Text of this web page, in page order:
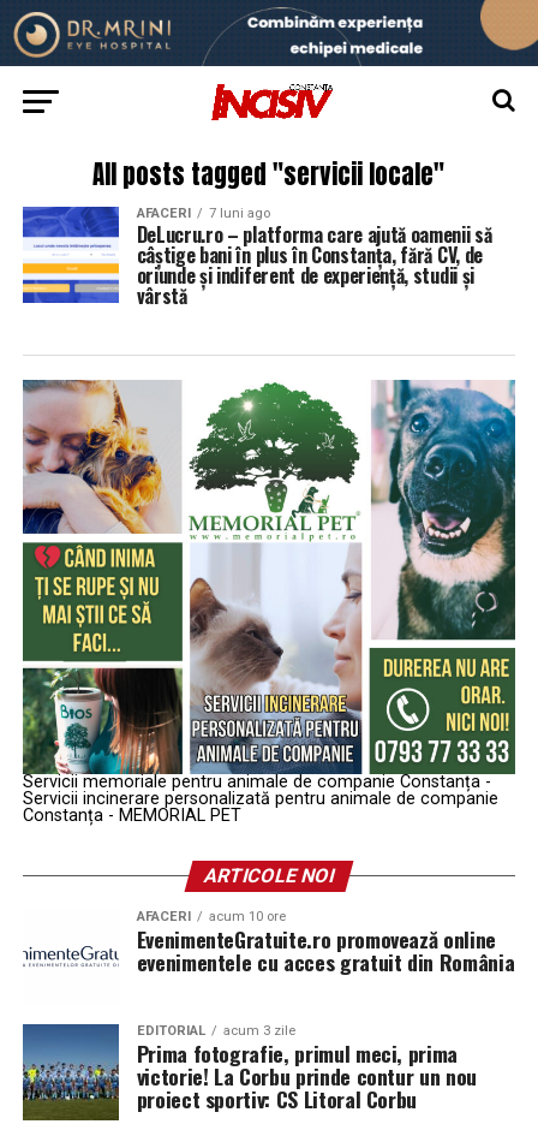
All posts tagged "servicii locale"
AFACERI 7 luni ago
DeLucru.ro – platforma care ajută oamenii să
câștige bani în plus în Constanța, fără CV, de
oriunde și indiferent de experiență, studii și
vârstă
Servicii memoriale pentru animale de companie Constanța -
Servicii incinerare personalizată pentru animale de companie
Constanța - MEMORIAL PET
ARTICOLE NOI
AFACERI acum 10 ore
EvenimenteGratuite.ro promovează online
evenimentele cu acces gratuit din România
EDITORIAL acum 3 zile
Prima fotografie, primul meci, prima
victorie! La Corbu prinde contur un nou
proiect sportiv: CS Litoral Corbu